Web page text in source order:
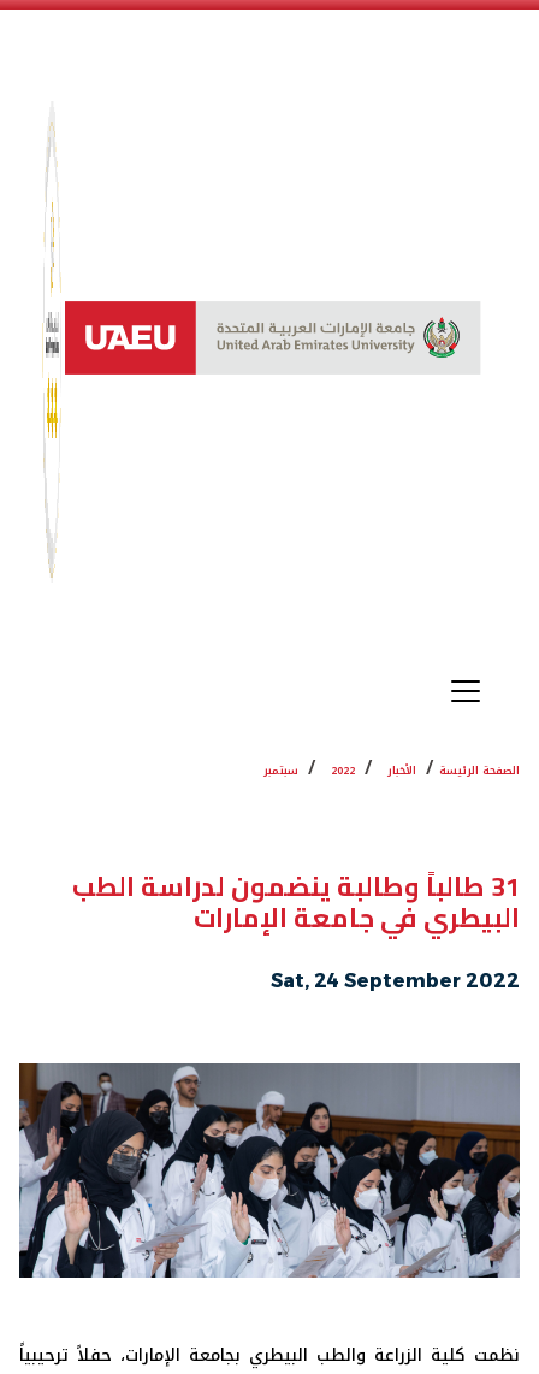
نظام
الصفحة الرئيسة الأخبار 2022 سبتمبر
31 طالباً وطالبة ينضمون لدراسة الطب
البيطري في جامعة الإمارات
Sat, 24 September 2022
نظمت كلية الزراعة والطب البيطري بجامعة الإمارات، حفلاً ترحيبياً